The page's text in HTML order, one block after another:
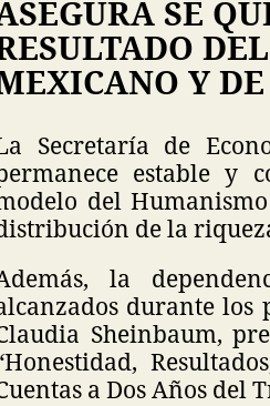
SE
Y
Secretaría de
estable y
del
de la
la
durante los
Sheinbaum,
a Dos Años del